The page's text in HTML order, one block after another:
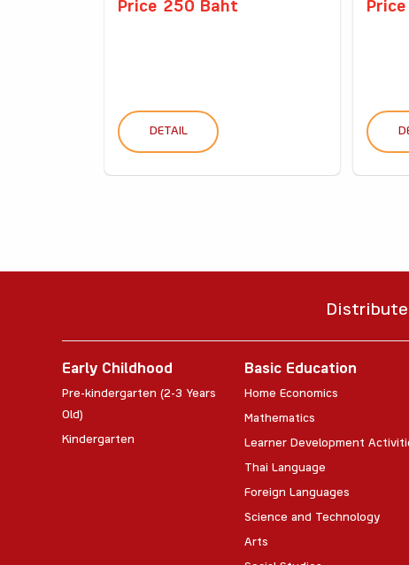
Price 250 Baht
DETAIL
Early Childhood
Pre-kindergarten (2-3 Years
Old)
Kindergarten
Basic Education
Home Economics
Mathematics
Learner Development
Thai Language
Foreign Languages
Science and Technology
Arts